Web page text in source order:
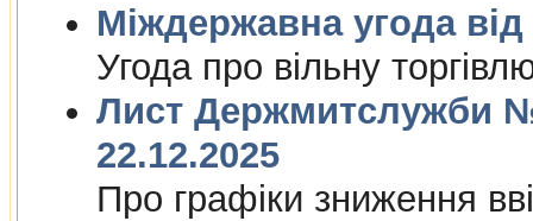
Угода про вiльну
Лист Держмитслужби №
22.12.2025
Про графiки зниження